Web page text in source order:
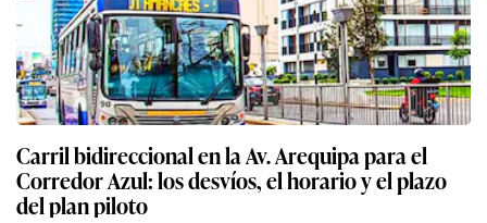
Carril bidireccional en la Av. Arequipa para el
Corredor Azul: los desvíos, el horario y el plazo
del plan piloto